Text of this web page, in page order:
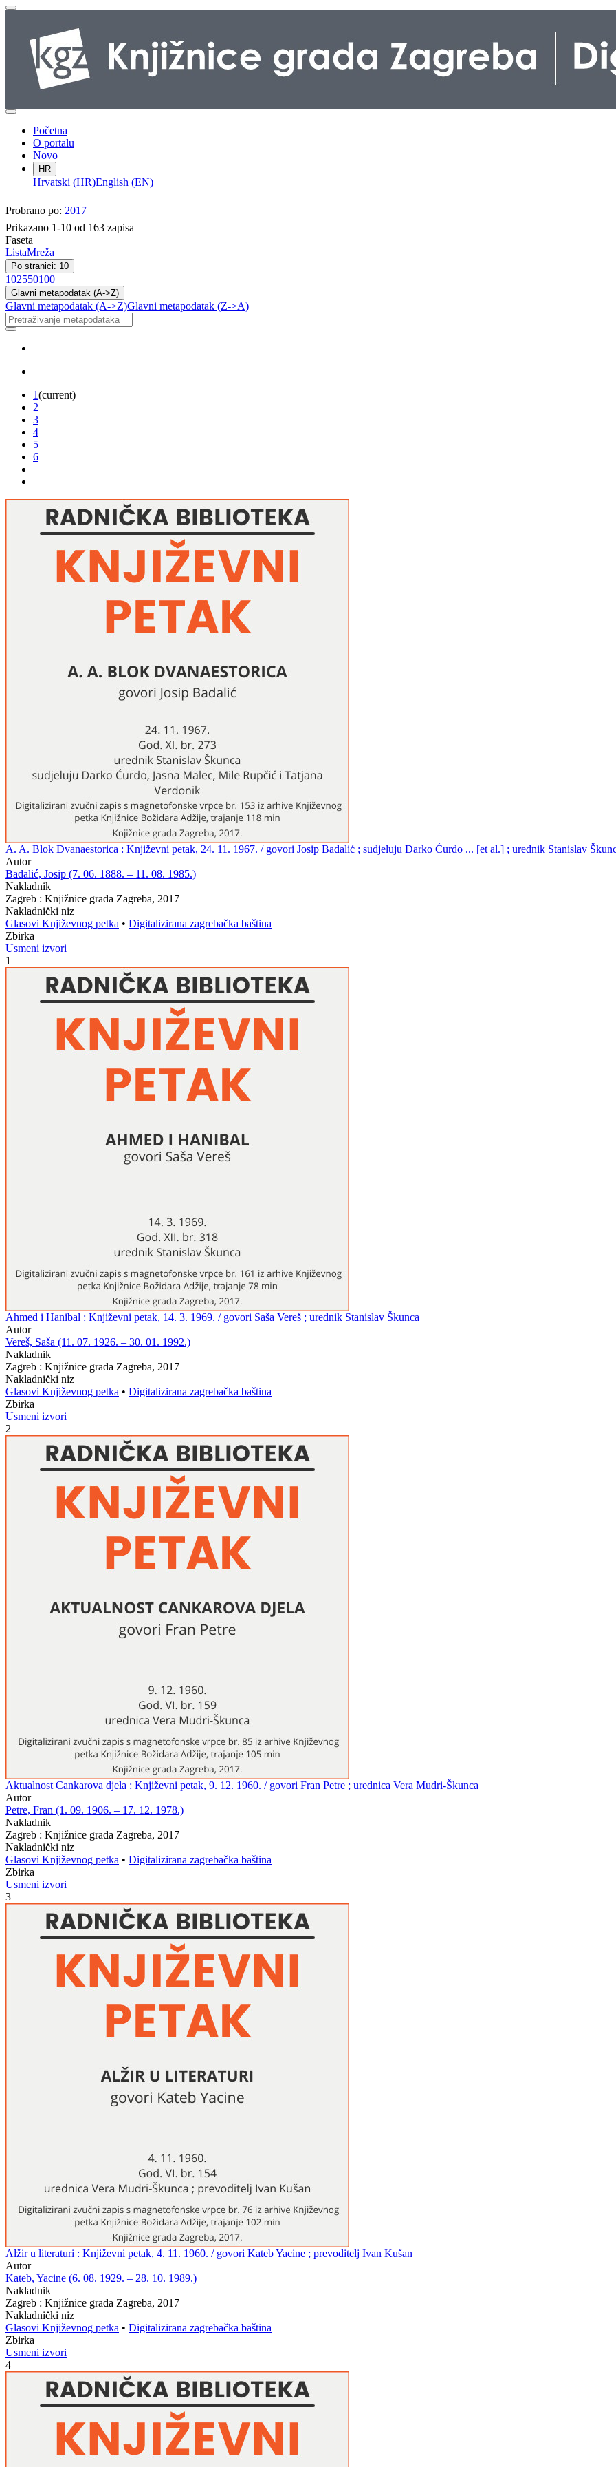
Početna
O portalu
Novo
HR
Hrvatski (HR)English (EN)
Probrano po: 2017
Prikazano 1-10 od 163 zapisa
Faseta
ListaMreža
Po stranici: 10
102550100
Glavni metapodatak (A->Z)
Glavni metapodatak (A->Z)Glavni metapodatak (Z->A)
1(current)
2
3
4
5
6
A. A. Blok Dvanaestorica : Književni petak, 24. 11. 1967. / govori Josip Badalić ; sudjeluju Darko Ćurdo ... [et al.] ; urednik Stanislav
Autor
Badalić, Josip (7. 06. 1888. – 11. 08. 1985.)
Nakladnik
Zagreb : Knjižnice grada Zagreba, 2017
Nakladnički niz
Glasovi Književnog petka • Digitalizirana zagrebačka baština
Zbirka
Usmeni izvori
1
Ahmed i Hanibal : Književni petak, 14. 3. 1969. / govori Saša Vereš ; urednik Stanislav Škunca
Autor
Vereš, Saša (11. 07. 1926. – 30. 01. 1992.)
Nakladnik
Zagreb : Knjižnice grada Zagreba, 2017
Nakladnički niz
Glasovi Književnog petka • Digitalizirana zagrebačka baština
Zbirka
Usmeni izvori
2
Aktualnost Cankarova djela : Književni petak, 9. 12. 1960. / govori Fran Petre ; urednica Vera Mudri-Škunca
Autor
Petre, Fran (1. 09. 1906. – 17. 12. 1978.)
Nakladnik
Zagreb : Knjižnice grada Zagreba, 2017
Nakladnički niz
Glasovi Književnog petka • Digitalizirana zagrebačka baština
Zbirka
Usmeni izvori
3
Alžir u literaturi : Književni petak, 4. 11. 1960. / govori Kateb Yacine ; prevoditelj Ivan Kušan
Autor
Kateb, Yacine (6. 08. 1929. – 28. 10. 1989.)
Nakladnik
Zagreb : Knjižnice grada Zagreba, 2017
Nakladnički niz
Glasovi Književnog petka • Digitalizirana zagrebačka baština
Zbirka
Usmeni izvori
4